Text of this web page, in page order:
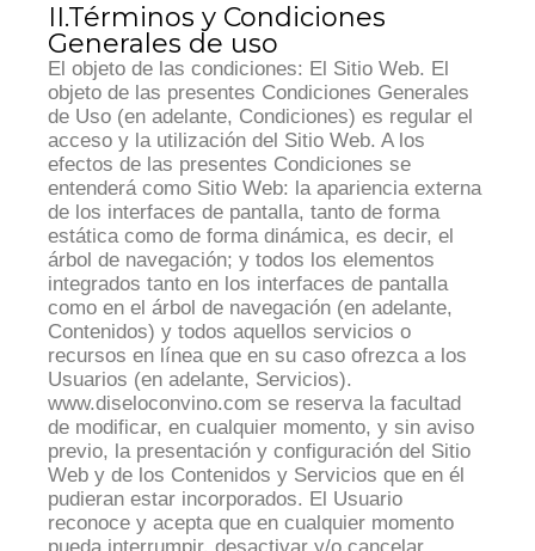
II.Términos y Condiciones
Generales de uso
El objeto de las condiciones: El Sitio Web. El
objeto de las presentes Condiciones Generales
de Uso (en adelante, Condiciones) es regular el
acceso y la utilización del Sitio Web. A los
efectos de las presentes Condiciones se
entenderá como Sitio Web: la apariencia externa
de los interfaces de pantalla, tanto de forma
estática como de forma dinámica, es decir, el
árbol de navegación; y todos los elementos
integrados tanto en los interfaces de pantalla
como en el árbol de navegación (en adelante,
Contenidos) y todos aquellos servicios o
recursos en línea que en su caso ofrezca a los
Usuarios (en adelante, Servicios).
www.diseloconvino.com se reserva la facultad
de modificar, en cualquier momento, y sin aviso
previo, la presentación y configuración del Sitio
Web y de los Contenidos y Servicios que en él
pudieran estar incorporados. El Usuario
reconoce y acepta que en cualquier momento